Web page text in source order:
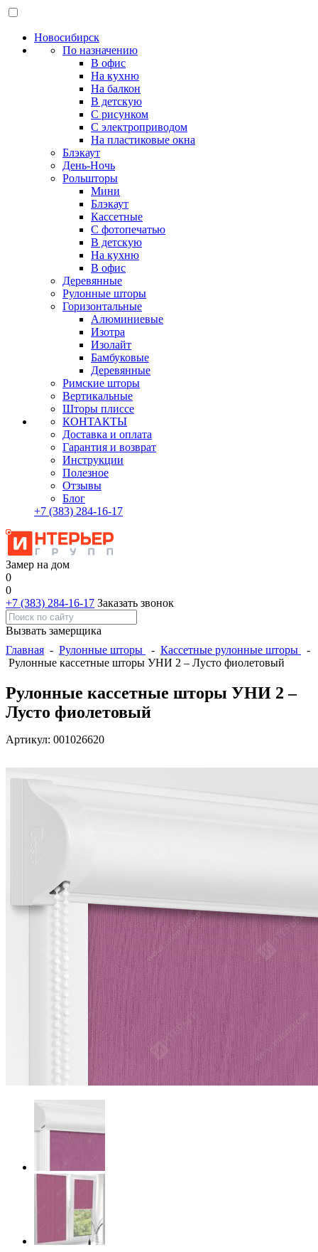
Новосибирск
По назначению
В офис
На кухню
На балкон
В детскую
С рисунком
С электроприводом
На пластиковые окна
Блэкаут
День-Ночь
Рольшторы
Мини
Блэкаут
Кассетные
С фотопечатью
В детскую
На кухню
В офис
Деревянные
Рулонные шторы
Горизонтальные
Алюминиевые
Изотра
Изолайт
Бамбуковые
Деревянные
Римские шторы
Вертикальные
Шторы плиссе
КОНТАКТЫ
Доставка и оплата
Гарантия и возврат
Инструкции
Полезное
Отзывы
Блог
+7 (383) 284-16-17
Замер на дом
0
0
+7 (383) 284-16-17 Заказать звонок
Вызвать замерщика
Главная - Рулонные шторы - Кассетные рулонные шторы
-
Рулонные кассетные шторы УНИ 2 – Лусто фиолетовый
Рулонные кассетные шторы УНИ 2 –
Лусто фиолетовый
Артикул: 001026620